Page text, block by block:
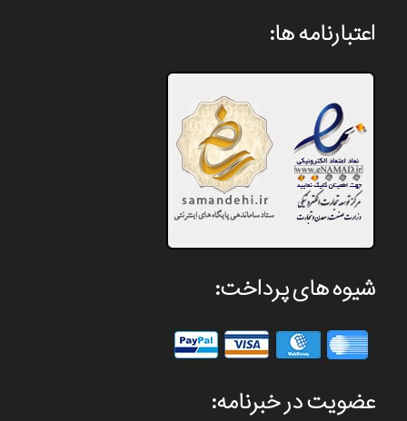
اعتبارنامه ها:
شیوه های پرداخت:
عضویت در خبرنامه: